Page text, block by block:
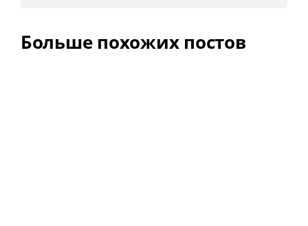
Больше похожих постов